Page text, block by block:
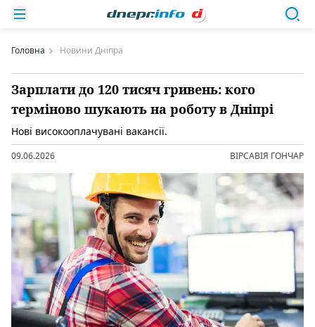
Головна Новини Дніпра
Зарплати до 120 тисяч гривень: кого
терміново шукають на роботу в Дніпрі
Нові високооплачувані вакансії.
09.06.2026 ВІРСАВІЯ ГОНЧАР